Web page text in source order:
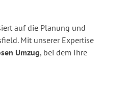
auf die Planung und
Mit unserer Expertise
Umzug, bei dem Ihre